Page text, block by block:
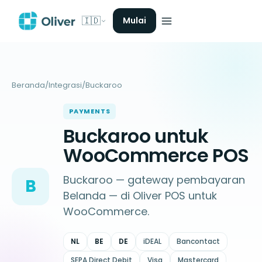
🇮🇩 Mulai
Beranda/Integrasi/Buckaroo
B
PAYMENTS
Buckaroo untuk
WooCommerce POS
Buckaroo — gateway pembayaran
Belanda — di Oliver POS untuk
WooCommerce.
NL BE DE iDEAL
Bancontact
SEPA Direct Debit
Visa Mastercard